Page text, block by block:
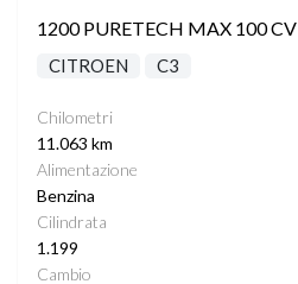
1200 PURETECH MAX 100 CV
CITROEN C3
Chilometri
11.063 km
Alimentazione
Benzina
Cilindrata
1.199
Cambio